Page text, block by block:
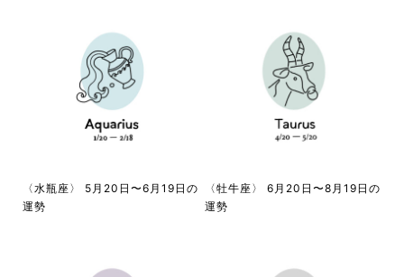
〈水瓶座〉 5月20日〜6月19日の
運勢
〈牡牛座〉 6月20日〜8月19日の
運勢